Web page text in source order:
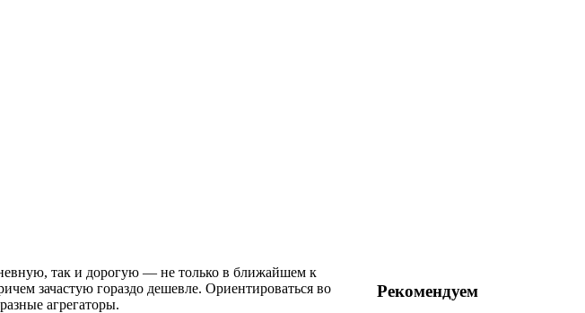
так и дорогую — не только в ближайшем к
зачастую гораздо дешевле. Ориентироваться во
агрегаторы.
Рекомендуем